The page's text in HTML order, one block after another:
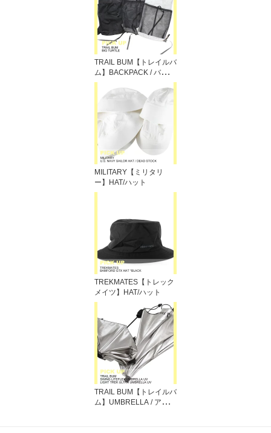
TRAIL BUM【トレイルバ
ム】BACKPACK / バック
パック
MILITARY【ミリタリ
ー】HAT/ハット
TREKMATES【トレック
メイツ】HAT/ハット
TRAIL BUM【トレイルバ
ム】UMBRELLA / アンブ